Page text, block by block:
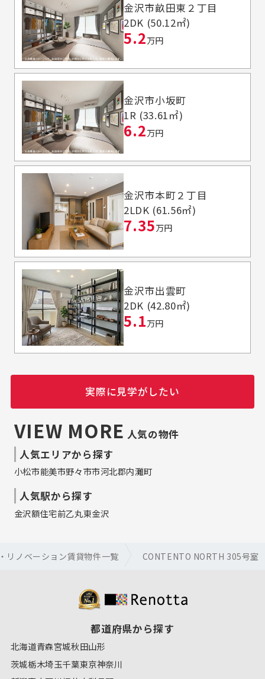
金沢市畝田東２丁目
2DK (50.12㎡)
5.2万円
金沢市小坂町
1R (33.61㎡)
6.2万円
金沢市本町２丁目
2LDK (61.56㎡)
7.35万円
金沢市出雲町
2DK (42.80㎡)
5.1万円
実際に見学がしたい
VIEW MORE 人気の物件
人気エリアから探す
小松市能美市野々市市河北郡内灘町
人気駅から探す
金沢額住宅前乙丸東金沢
リノベーション賃貸物件一覧 CONTENTO NORTH 305号室
都道府県から探す
北海道青森宮城秋田山形
茨城栃木埼玉千葉東京神奈川